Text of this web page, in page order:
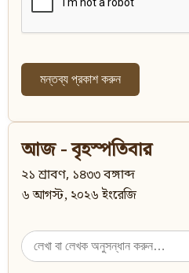
আজ - বৃহস্পতিবার
২১ শ্রাবণ, ১৪৩৩ বঙ্গাব্দ
৬ আগস্ট, ২০২৬ ইংরেজি
Search
for: